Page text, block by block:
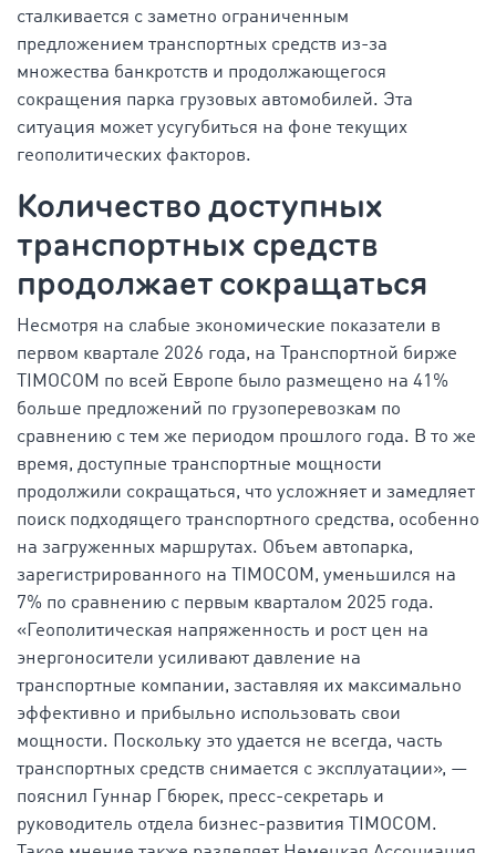
сталкивается с заметно ограниченным
предложением транспортных средств из-за
множества банкротств и продолжающегося
сокращения парка грузовых автомобилей. Эта
ситуация может усугубиться на фоне текущих
геополитических факторов.
Количество доступных
транспортных средств
продолжает сокращаться
Несмотря на слабые экономические показатели в
первом квартале 2026 года, на Транспортной бирже
TIMOCOM по всей Европе было размещено на 41%
больше предложений по грузоперевозкам по
сравнению с тем же периодом прошлого года. В то же
время, доступные транспортные мощности
продолжили сокращаться, что усложняет и замедляет
поиск подходящего транспортного средства, особенно
на загруженных маршрутах. Объем автопарка,
зарегистрированного на TIMOCOM, уменьшился на
7% по сравнению с первым кварталом 2025 года.
«Геополитическая напряженность и рост цен на
энергоносители усиливают давление на
транспортные компании, заставляя их максимально
эффективно и прибыльно использовать свои
мощности. Поскольку это удается не всегда, часть
транспортных средств снимается с эксплуатации», —
пояснил Гуннар Гбюрек, пресс-секретарь и
руководитель отдела бизнес-развития TIMOCOM.